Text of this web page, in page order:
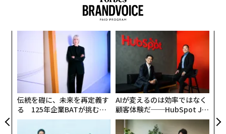
伝統を礎に、未来を再定義す
る 125年企業BATが挑むス
モークレスな未来
AIが変えるのは効率ではなく
顧客体験だ──HubSpot Ja
panが語る「Grow Better」
な組織のつくり方